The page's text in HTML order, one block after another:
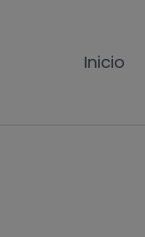
Inicio